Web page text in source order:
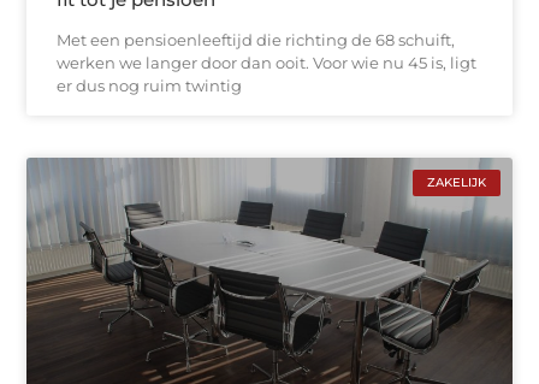
Met een pensioenleeftijd die richting de 68 schuift,
werken we langer door dan ooit. Voor wie nu 45 is, ligt
er dus nog ruim twintig
ZAKELIJK